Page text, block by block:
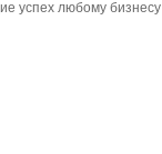
успех любому бизнесу